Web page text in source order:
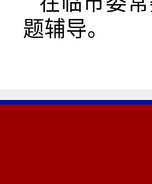
题辅导。